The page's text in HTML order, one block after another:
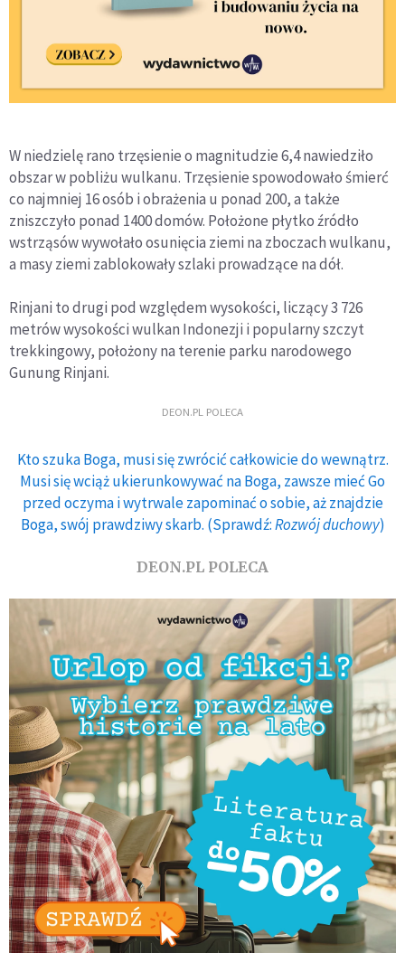
W niedzielę rano trzęsienie o magnitudzie 6,4 nawiedziło
obszar w pobliżu wulkanu. Trzęsienie spowodowało śmierć
co najmniej 16 osób i obrażenia u ponad 200, a także
zniszczyło ponad 1400 domów. Położone płytko źródło
wstrząsów wywołało osunięcia ziemi na zboczach wulkanu,
a masy ziemi zablokowały szlaki prowadzące na dół.
Rinjani to drugi pod względem wysokości, liczący 3 726
metrów wysokości wulkan Indonezji i popularny szczyt
trekkingowy, położony na terenie parku narodowego
Gunung Rinjani.
DEON.PL POLECA
Kto szuka Boga, musi się zwrócić całkowicie do wewnątrz.
Musi się wciąż ukierunkowywać na Boga, zawsze mieć Go
przed oczyma i wytrwale zapominać o sobie, aż znajdzie
Boga, swój prawdziwy skarb. (Sprawdź:Rozwój duchowy)
DEON.PL POLECA